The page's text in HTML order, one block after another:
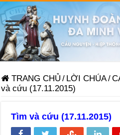
TRANG CHỦ / LỜI CHÚA/
và cứu (17.11.2015)
Tìm và cứu (17.11.2015)